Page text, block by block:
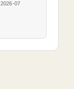
2026-07